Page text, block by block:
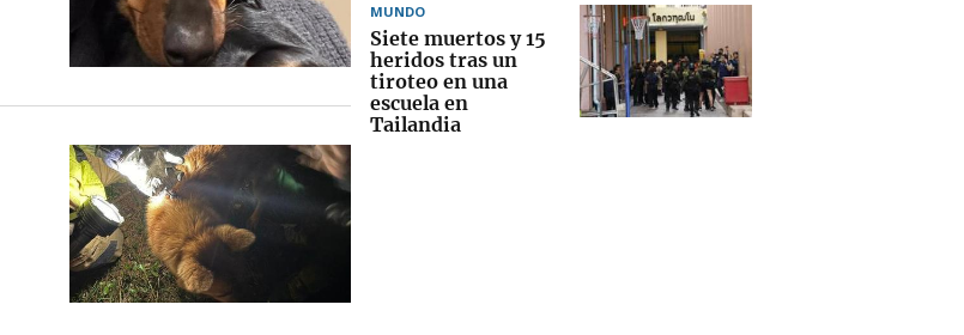
MUNDO
Siete muertos y 15
heridos tras un
tiroteo en una
escuela en
Tailandia